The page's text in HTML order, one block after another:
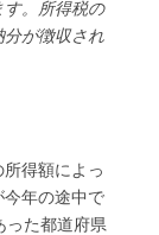
。所得税の
分が徴収され
得額によっ
年の途中で
った都道府県